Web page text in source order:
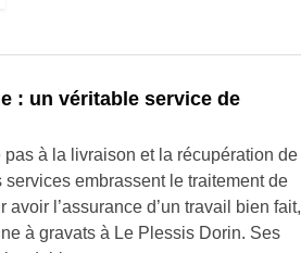
: un véritable service de
à la livraison et la récupération de
services embrassent le traitement de
l’assurance d’un travail bien fait,
à gravats à Le Plessis Dorin. Ses